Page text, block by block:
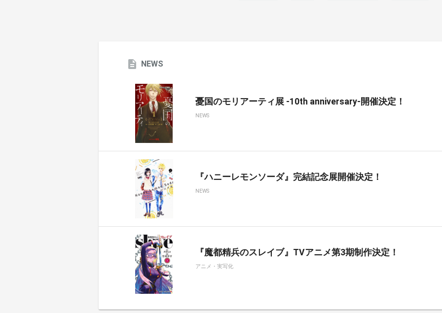
NEWS
憂国のモリアーティ展 -10th anniversary-開催決定！
NEWS
『ハニーレモンソーダ』完結記念展開催決定！
NEWS
『魔都精兵のスレイブ』TVアニメ第3期制作決定！
アニメ・実写化